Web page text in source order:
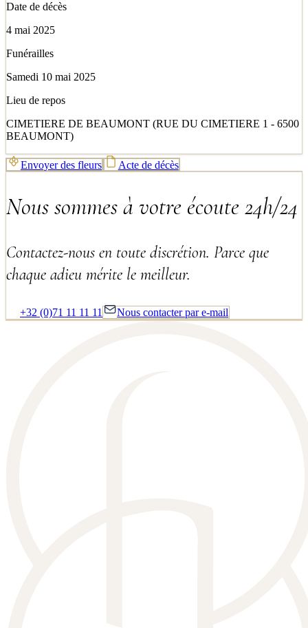
Date de décès
4 mai 2025
Funérailles
Samedi 10 mai 2025
Lieu de repos
CIMETIERE DE BEAUMONT (RUE DU CIMETIERE 1 - 6500
BEAUMONT)
Envoyer des fleurs Acte de décès
Nous sommes à votre écoute 24h/24
Contactez-nous en toute discrétion. Parce que
chaque adieu mérite le meilleur.
+32 (0)71 11 11 11 Nous contacter par e-mail